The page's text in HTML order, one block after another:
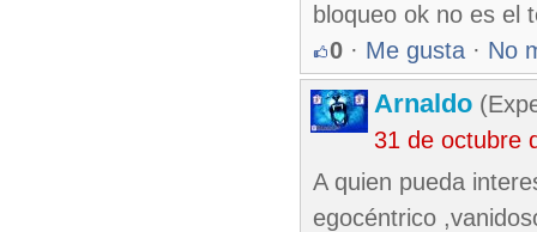
bloqueo ok no es el
0 · Me gusta · No
Arnaldo
31 de octubre
A quien pueda
egocéntrico